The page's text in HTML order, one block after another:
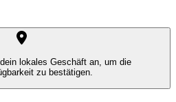
lokales Geschäft an, um die
zu bestätigen.